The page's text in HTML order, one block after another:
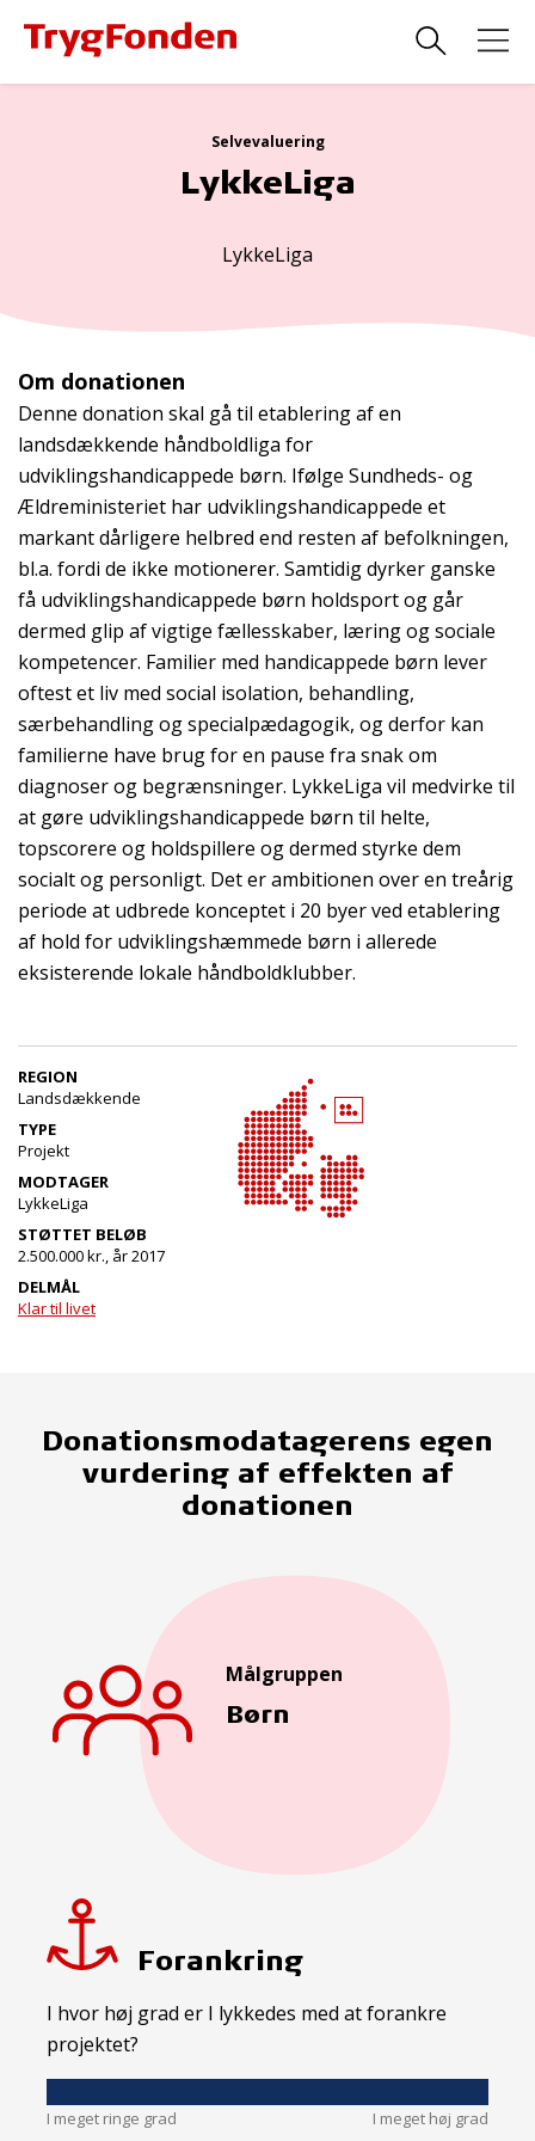
Selvevaluering
LykkeLiga
LykkeLiga
Om donationen
Denne donation skal gå til etablering af en
landsdækkende håndboldliga for
udviklingshandicappede børn. Ifølge Sundheds- og
Ældreministeriet har udviklingshandicappede et
markant dårligere helbred end resten af befolkningen,
bl.a. fordi de ikke motionerer. Samtidig dyrker ganske
få udviklingshandicappede børn holdsport og går
dermed glip af vigtige fællesskaber, læring og sociale
kompetencer. Familier med handicappede børn lever
oftest et liv med social isolation, behandling,
særbehandling og specialpædagogik, og derfor kan
familierne have brug for en pause fra snak om
diagnoser og begrænsninger. LykkeLiga vil medvirke til
at gøre udviklingshandicappede børn til helte,
topscorere og holdspillere og dermed styrke dem
socialt og personligt. Det er ambitionen over en treårig
periode at udbrede konceptet i 20 byer ved etablering
af hold for udviklingshæmmede børn i allerede
eksisterende lokale håndboldklubber.
REGION
Landsdækkende
TYPE
Projekt
MODTAGER
LykkeLiga
STØTTET BELØB
2.500.000 kr., år 2017
DELMÅL
Klar til livet
Donationsmodatagerens egen
vurdering af effekten af
donationen
Målgruppen
Børn
Forankring
I hvor høj grad er I lykkedes med at forankre
projektet?
I meget ringe grad I meget høj grad